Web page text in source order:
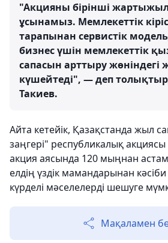
"Акцияны бірінші
ұсынамыз. Мемлекеттік
тарапынан сервистік
бизнес үшін мемлекеттік
сапасын арттыру
күшейтеді", — деп
Такиев.
Айта кетейік, Қазақстанда жыл
заңгері" республикалық
акция аясында 120 мыңнан
елдің үздік мамандарынан
күрделі мәселелерді шешуге
Мақаламен